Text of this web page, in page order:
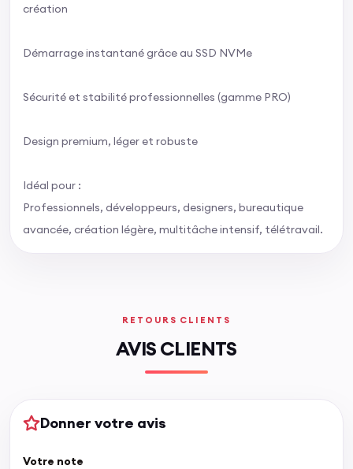
création
Démarrage instantané grâce au SSD NVMe
Sécurité et stabilité professionnelles (gamme PRO)
Design premium, léger et robuste
Idéal pour :
Professionnels, développeurs, designers, bureautique
avancée, création légère, multitâche intensif, télétravail.
RETOURS CLIENTS
AVIS CLIENTS
Donner votre avis
Votre note